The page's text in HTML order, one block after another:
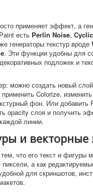
применяет эффект, а
есть Perlin Noise,
генераторы текстур вроде
. Эти функции удобны для
подложек и
можно создать новый
Colorize,
фон. Или добавить
opacity слоя и получить
линии.
и
что его текст и фигуры
пиксели, а как
для скриншотов,